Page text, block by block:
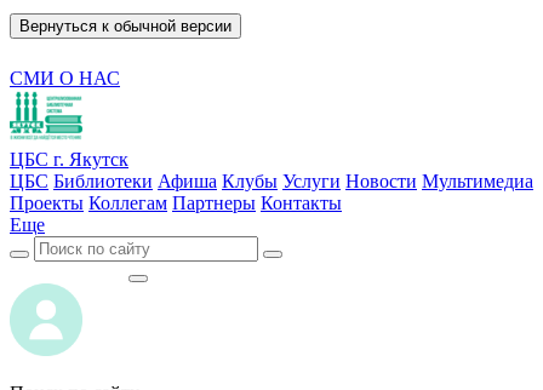
Вернуться к обычной версии
СМИ О НАС
ЦБС г. Якутск
ЦБС Библиотеки Афиша Клубы Услуги Новости Мультимедиа
Проекты Коллегам Партнеры Контакты
Еще